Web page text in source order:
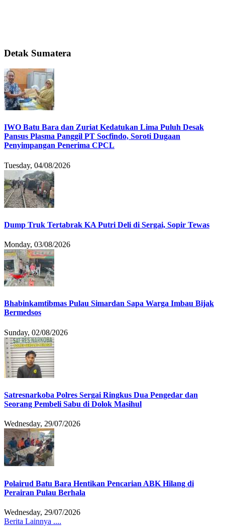
Detak Sumatera
IWO Batu Bara dan Zuriat Kedatukan Lima Puluh Desak
Pansus Plasma Panggil PT Socfindo, Soroti Dugaan
Penyimpangan Penerima CPCL
Tuesday, 04/08/2026
Dump Truk Tertabrak KA Putri Deli di Sergai, Sopir Tewas
Monday, 03/08/2026
Bhabinkamtibmas Pulau Simardan Sapa Warga Imbau Bijak
Bermedsos
Sunday, 02/08/2026
Satresnarkoba Polres Sergai Ringkus Dua Pengedar dan
Seorang Pembeli Sabu di Dolok Masihul
Wednesday, 29/07/2026
Polairud Batu Bara Hentikan Pencarian ABK Hilang di
Perairan Pulau Berhala
Wednesday, 29/07/2026
Berita Lainnya ....